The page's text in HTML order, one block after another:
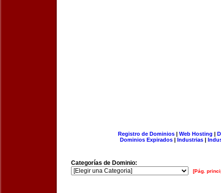
Registro de Dominios| Web Hosting |
Dominios Expirados | Industrias |
Categorías de Dominio:
[Pág.